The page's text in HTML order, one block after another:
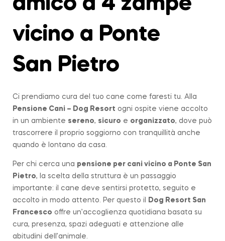
vicino a Ponte
San Pietro
Ci prendiamo cura del tuo cane come faresti tu. Alla
Pensione Cani – Dog Resort ogni ospite viene accolto
in un ambiente sereno, sicuro e organizzato, dove può
trascorrere il proprio soggiorno con tranquillità anche
quando è lontano da casa.
Per chi cerca una pensione per cani vicino a Ponte San
Pietro, la scelta della struttura è un passaggio
importante: il cane deve sentirsi protetto, seguito e
accolto in modo attento. Per questo il
Dog Resort San
Francesco offre un’accoglienza quotidiana basata su
cura, presenza, spazi adeguati e attenzione alle
abitudini dell’animale.